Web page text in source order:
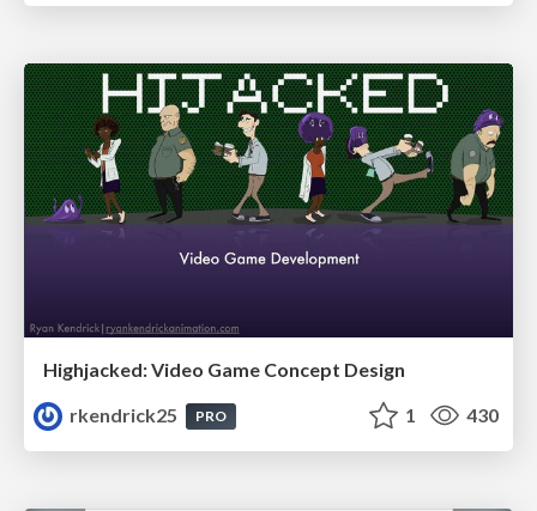
Highjacked: Video Game Concept Design
rkendrick25
PRO 1 430